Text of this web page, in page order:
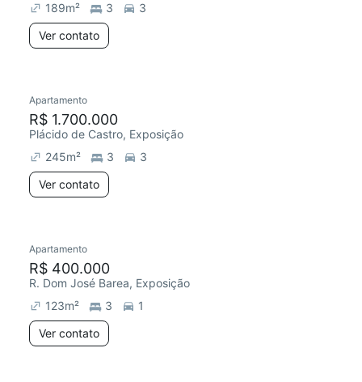
189m² 3
3
Ver contato
Apartamento
R$ 1.700.000
Plácido de Castro, Exposição
245m² 3
3
Ver contato
Apartamento
R$ 400.000
R. Dom José Barea, Exposição
123m² 3
1
Ver contato